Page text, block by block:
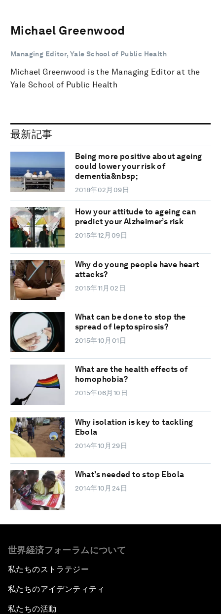
Michael Greenwood
Managing Editor, Yale School of Public Health
Michael Greenwood is the Managing Editor at the
Yale School of Public Health
最新記事
Being more positive about ageing
could lower your risk of
dementia&nbsp;
2018年02月09日
How your attitude to ageing can
predict your Alzheimer’s risk
2015年12月09日
Why do young people have heart
attacks?
2015年11月02日
What can be done to stop the
spread of leptospirosis?
2015年10月01日
What are the health effects of
homophobia?
2015年06月10日
Why isolation is key to tackling
Ebola
2014年10月29日
What’s needed to stop Ebola
2014年10月24日
世界経済フォーラムについて
私たちのストラテジー
私たちのアイデンティティ
私たちの活動